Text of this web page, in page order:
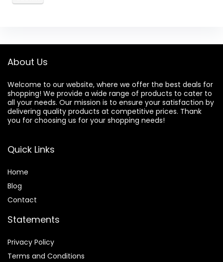
About Us
Welcome to our website, where we offer the best deals for
shopping! We provide a wide range of products to cater to
all your needs. Our mission is to ensure your satisfaction by
delivering quality products at competitive prices. Thank
you for choosing us for your shopping needs!
Quick Links
Home
Blog
Contact
Statements
Privacy Policy
Terms and Conditions